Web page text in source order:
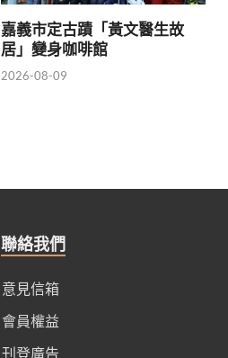
嘉義市定古蹟「黃文醫生故
居」變身咖啡館
2026-08-09
聯絡我們
意見信箱
會員權益
刊登廣告